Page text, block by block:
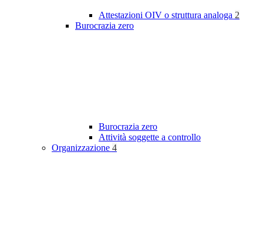
Attestazioni OIV o struttura analoga 2
Burocrazia zero
Burocrazia zero
Attività soggette a controllo
Organizzazione 4